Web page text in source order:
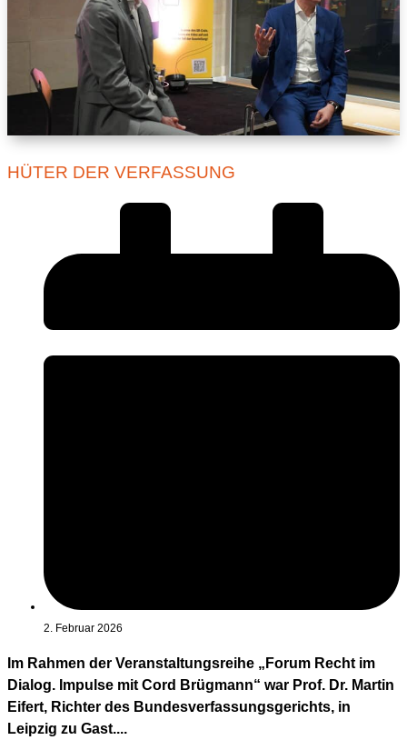
HÜTER DER VERFASSUNG
2. Februar 2026
Im Rahmen der Veranstaltungsreihe „Forum Recht im
Dialog. Impulse mit Cord Brügmann“ war Prof. Dr. Martin
Eifert, Richter des Bundesverfassungsgerichts, in
Leipzig zu Gast....